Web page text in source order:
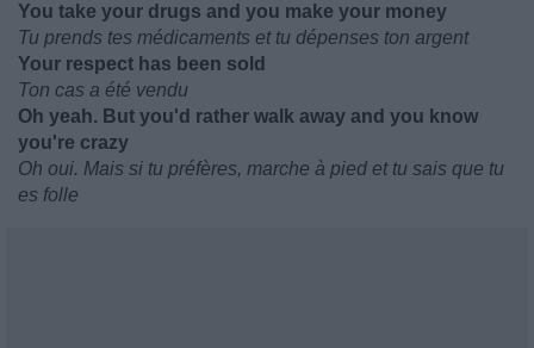
You take your drugs and you make your money
Tu prends tes médicaments et tu dépenses ton argent
Your respect has been sold
Ton cas a été vendu
Oh yeah. But you'd rather walk away and you know
you're crazy
Oh oui. Mais si tu préfères, marche à pied et tu sais que tu
es folle